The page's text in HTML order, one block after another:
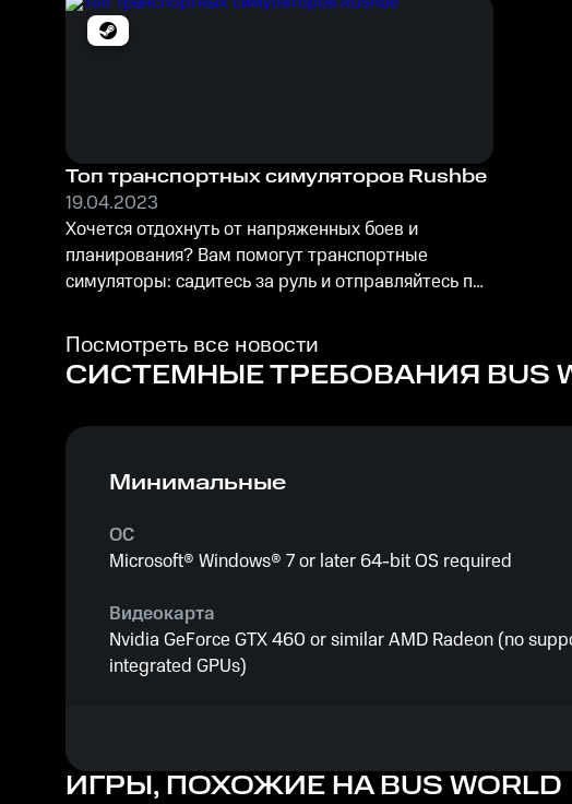
Топ транспортных симуляторов Rushbe
19.04.2023
Хочется отдохнуть от напряженных боев и
планирования? Вам помогут транспортные
симуляторы: садитесь за руль и отправляйтесь по
Посмотреть все новости
СИСТЕМНЫЕ ТРЕБОВАНИЯ BUS
Минимальные
ОС
Microsoft® Windows® 7 or later 64-bit OS required
Видеокарта
Nvidia GeForce GTX 460 or similar AMD Radeon (no
integrated GPUs)
Память
ИГРЫ, ПОХОЖИЕ НА BUS WORLD